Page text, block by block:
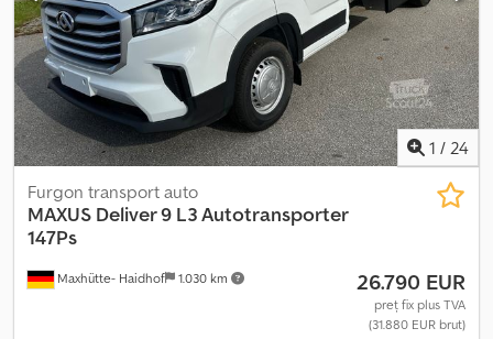
1 / 24
Maxhütte- Haidhof 1.030 km
Furgon transport auto
MAXUS Deliver 9 L3 Autotransporter
147Ps
26.790 EUR
preț fix plus TVA
(31.880 EUR brut)